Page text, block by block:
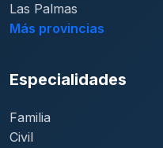
Las Palmas
Más provincias
Especialidades
Familia
Civil